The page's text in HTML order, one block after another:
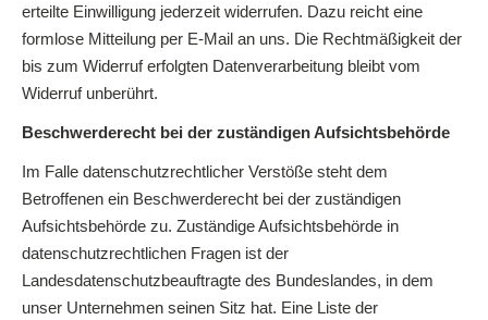
erteilte Einwilligung jederzeit widerrufen. Dazu reicht eine
formlose Mitteilung per E-Mail an uns. Die Rechtmäßigkeit der
bis zum Widerruf erfolgten Datenverarbeitung bleibt vom
Widerruf unberührt.
Beschwerderecht bei der zuständigen Aufsichtsbehörde
Im Falle datenschutzrechtlicher Verstöße steht dem
Betroffenen ein Beschwerderecht bei der zuständigen
Aufsichtsbehörde zu. Zuständige Aufsichtsbehörde in
datenschutzrechtlichen Fragen ist der
Landesdatenschutzbeauftragte des Bundeslandes, in dem
unser Unternehmen seinen Sitz hat. Eine Liste der